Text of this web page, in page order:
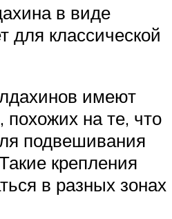
в виде
для классической
имеют
похожих на те, что
подвешивания
крепления
в разных зонах